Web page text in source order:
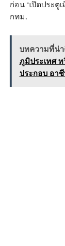
ก่อน ‘เปิดประตู
กทม.
บทความที่น่
ภูมิประเทศ ท
ประกอบ อา